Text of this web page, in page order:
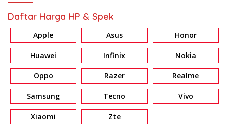
Daftar Harga HP & Spek
Apple Asus Honor
Huawei Infinix Nokia
Oppo Razer Realme
Samsung Tecno Vivo
Xiaomi Zte